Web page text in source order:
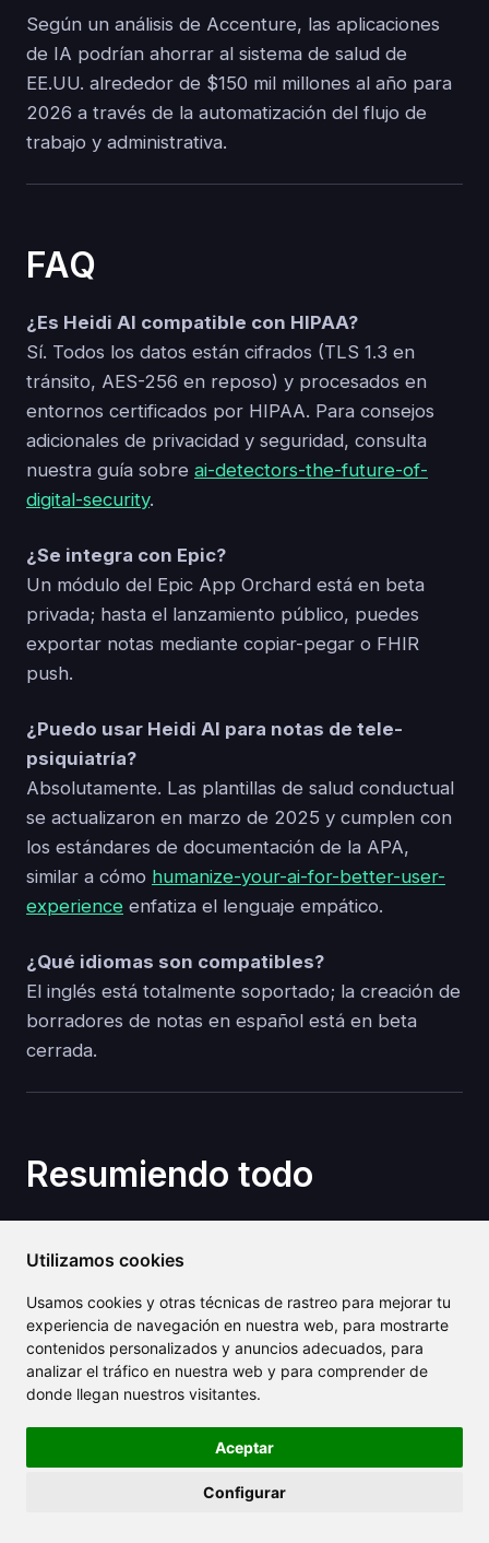
Utilizamos cookies
Usamos cookies y otras técnicas de rastreo para mejorar tu
experiencia de navegación en nuestra web, para mostrarte
contenidos personalizados y anuncios adecuados, para
analizar el tráfico en nuestra web y para comprender de
donde llegan nuestros visitantes.
Aceptar
Configurar
Según un análisis de Accenture, las aplicaciones
de IA podrían ahorrar al sistema de salud de
EE.UU. alrededor de $150 mil millones al año para
2026 a través de la automatización del flujo de
trabajo y administrativa.
FAQ
¿Es Heidi AI compatible con HIPAA?
Sí. Todos los datos están cifrados (TLS 1.3 en
tránsito, AES-256 en reposo) y procesados en
entornos certificados por HIPAA. Para consejos
adicionales de privacidad y seguridad, consulta
nuestra guía sobre ai-detectors-the-future-of-
digital-security.
¿Se integra con Epic?
Un módulo del Epic App Orchard está en beta
privada; hasta el lanzamiento público, puedes
exportar notas mediante copiar-pegar o FHIR
push.
¿Puedo usar Heidi AI para notas de tele-
psiquiatría?
Absolutamente. Las plantillas de salud conductual
se actualizaron en marzo de 2025 y cumplen con
los estándares de documentación de la APA,
similar a cómo humanize-your-ai-for-better-user-
experience enfatiza el lenguaje empático.
¿Qué idiomas son compatibles?
El inglés está totalmente soportado; la creación de
borradores de notas en español está en beta
cerrada.
Resumiendo todo
papeleo; debería tratarse de personas.
cuando se aplica de manera reflexiva, puede
ayudar a los médicos a recuperar su tiempo,
reducir el estrés y brindar una mejor atención sin
sacrificar precisión o cumplimiento.
Ya sea que gestiones un gran hospital o una
práctica en solitario, ahora es el momento